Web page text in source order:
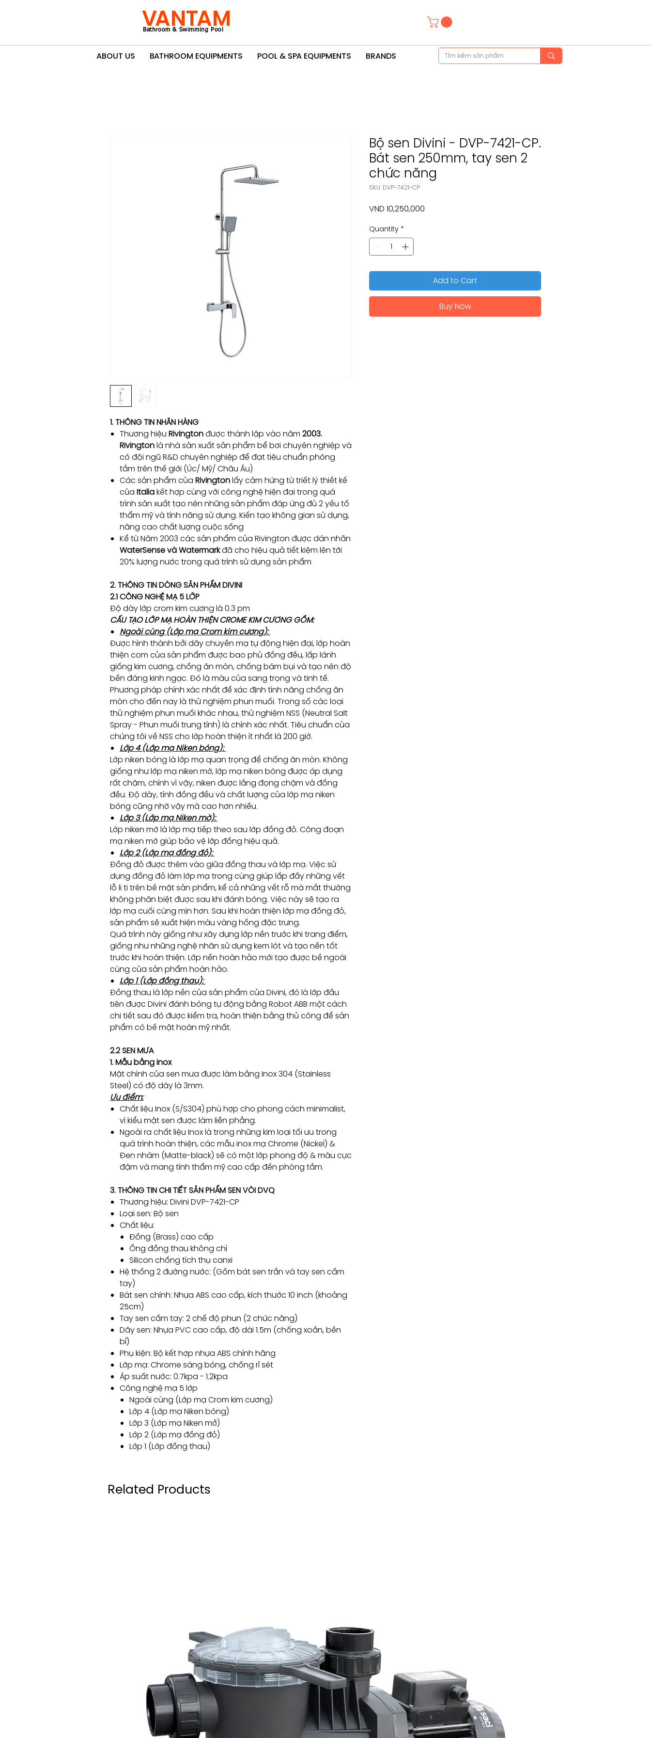
VANTAM
Bathroom & Swimming Pool
ABOUT US BATHROOM EQUIPMENTS POOL & SPA EQUIPMENTS BRANDS
1. THÔNG TIN NHÃN HÀNG
Thương hiệu Rivingtonđược thành lập vào năm 2003.
Rivingtonlà nhà sản xuất sản phẩm bể bơi chuyên nghiệp và
có đội ngũ R&D chuyên nghiệp để đạt tiêu chuẩn phóng
tắm trên thế giới (Úc/ Mỹ/ Châu Âu)
Các sản phẩm của Rivingtonlấy cảm hứng từ triết lý thiết kế
của Italiakết hợp cùng với công nghệ hiện đại trong quá
trình sản xuất tạo nên những sản phẩm đáp ứng đủ 2 yếu tố
thẩm mỹ và tính năng sử dụng. Kiến tạo không gian sử dụng,
nâng cao chất lượng cuộc sống
Kể từ Năm 2003 các sản phẩm của Rivington được dán nhãn
WaterSense và Watermarkđã cho hiệu quả tiết kiệm lên tới
20% lượng nước trong quá trình sử dụng sản phẩm
2. THÔNG TIN DÒNG SẢN PHẨM DIVINI
2.1 CÔNG NGHỆ MẠ 5 LỚP
Độ dày lớp crom kim cương là 0.3 pm
CẤU TẠO LỚP MẠ HOÀN THIỆN CROME KIM CƯƠNG GỒM:
Ngoài cùng (Lớp mạ Crom kim cương):
Được hình thành bởi dây chuyền mạ tự động hiện đại, lớp hoàn
thiện com của sản phẩm được bao phủ đồng đều, lấp lánh
giống kim cương, chống ăn mòn, chống bám bụi và tạo nên độ
bền đáng kinh ngạc. Đó là màu của sang trọng và tinh tế.
Phương pháp chính xác nhất để xác định tính năng chống ăn
mòn cho đến nay là thử nghiệm phun muối. Trong số các loại
thử nghiệm phun muối khác nhau, thử nghiệm NSS (Neutral Salt
Spray - Phun muối trung tính) là chính xác nhất. Tiêu chuẩn của
chúng tôi về NSS cho lớp hoàn thiện ít nhất là 200 giờ.
Lớp 4 (Lớp mạ Niken bóng):
Lớp niken bóng là lớp mạ quan trọng để chống ăn mòn. Không
giống như lớp mạ niken mờ, lớp mạ niken bóng được áp dụng
rất chậm, chính vì vậy, niken được lắng đọng chậm và đồng
đều. Độ dày, tính đồng đều và chất lượng của lớp mạ niken
bóng cũng nhờ vậy mà cao hơn nhiều.
Lớp 3 (Lớp mạ Niken mờ):
Lớp niken mờ là lớp mạ tiếp theo sau lớp đồng đỏ. Công đoạn
mạ niken mờ giúp bảo vệ lớp đồng hiệu quả.
Lớp 2 (Lớp mạ đồng đỏ):
Đồng đỏ được thêm vào giữa đồng thau và lớp mạ. Việc sử
dụng đồng đỏ làm lớp mạ trong cùng giúp lấp đầy những vết
lỗ li ti trên bề mặt sản phẩm, kể cả những vết rỗ mà mắt thường
không phân biệt được sau khi đánh bóng. Việc này sẽ tạo ra
lớp mạ cuối cùng mịn hơn. Sau khi hoàn thiện lớp mạ đồng đỏ,
sản phẩm sẽ xuất hiện màu vàng hồng đặc trưng.
Quá trình này giống như xây dựng lớp nền trước khi trang điểm,
giống như những nghệ nhân sử dụng kem lót và tạo nền tốt
trước khi hoàn thiện. Lớp nền hoàn hảo mới tạo được bề ngoài
cùng của sản phẩm hoàn hảo.
Lớp 1 (Lớp đồng thau):
Đồng thau là lớp nền của sản phẩm của Divini, đó là lớp đầu
tiên được Divini đánh bóng tự động bằng Robot ABB một cách
chi tiết sau đó được kiểm tra, hoàn thiện bằng thủ công để sản
phẩm có bề mặt hoàn mỹ nhất.
2.2 SEN MƯA
1. Mẫu bằng inox
Mặt chính của sen mưa được làm bằng Inox 304 (Stainless
Steel) có độ dày là 3mm.
Ưu điểm:
Chất liệu Inox (S/S304) phù hợp cho phong cách minimalist,
vì kiểu mặt sen được làm liền phẳng.
Ngoài ra chất liệu Inox là trong những kim loại tối ưu trong
quá trình hoàn thiện, các mẫu inox mạ Chrome (Nickel) &
Đen nhám (Matte-black) sẽ có một lớp phong độ & màu cực
đậm và mang tính thẩm mỹ cao cấp đến phòng tắm.
3. THÔNG TIN CHI TIẾT SẢN PHẨM SEN VÒI DVQ
Thương hiệu: Divini DVP-7421-CP
Loại sen: Bộ sen
Chất liệu:
Đồng (Brass) cao cấp
Ống đồng thau không chì
Silicon chống tích thụ canxi
Hệ thống 2 đường nước: (Gồm bát sen trần và tay sen cầm
tay)
Bát sen chính: Nhựa ABS cao cấp, kích thước 10 inch (khoảng
25cm)
Tay sen cầm tay: 2 chế độ phun (2 chức năng)
Dây sen: Nhựa PVC cao cấp, độ dài 1.5m (chống xoắn, bền
bỉ)
Phụ kiện: Bộ kết hợp nhựa ABS chính hãng
Lớp mạ: Chrome sáng bóng, chống rỉ sét
Áp suất nước: 0.7kpa - 1.2kpa
Công nghệ mạ 5 lớp
Ngoài cùng (Lớp mạ Crom kim cương)
Lớp 4 (Lớp mạ Niken bóng)
Lớp 3 (Lớp mạ Niken mở)
Lớp 2 (Lớp mạ đồng đỏ)
Lớp 1 (Lớp đồng thau)
Bộ sen Divini - DVP-7421-CP.
Bát sen 250mm, tay sen 2
chức năng
SKU: DVP-7421-CP
VND 10,250,000
Quantity *
Add to Cart
Buy Now
Related Products